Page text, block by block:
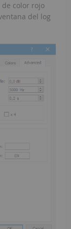
color rojo
del log